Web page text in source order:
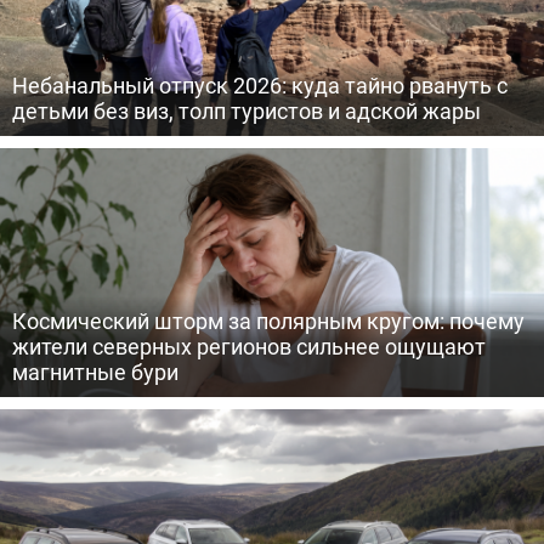
Небанальный отпуск 2026: куда тайно рвануть с
детьми без виз, толп туристов и адской жары
Космический шторм за полярным кругом: почему
жители северных регионов сильнее ощущают
магнитные бури